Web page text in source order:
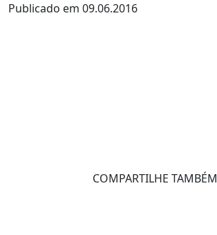
Publicado em 09.06.2016
COMPARTILHE TAMBÉM